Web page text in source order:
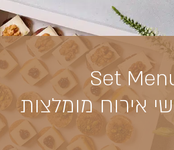
Set
אירוח מומלצות